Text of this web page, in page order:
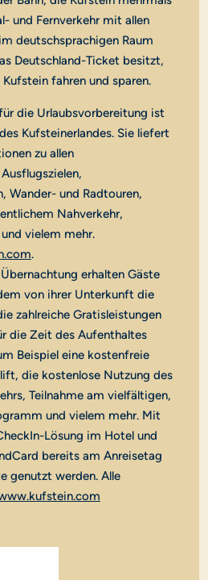
und Fernverkehr mit allen
deutschsprachigen Raum
Deutschland-Ticket besitzt,
fahren und sparen.
die Urlaubsvorbereitung ist
Kufsteinerlandes. Sie liefert
zu allen
Wander- und Radtouren,
Nahverkehr,
vielem mehr.
.
erhalten Gäste
von ihrer Unterkunft die
zahlreiche Gratisleistungen
die Zeit des Aufenthaltes
Beispiel eine kostenfreie
die kostenlose Nutzung des
Teilnahme am vielfältigen,
und vielem mehr. Mit
Lösung im Hotel und
bereits am Anreisetag
genutzt werden. Alle